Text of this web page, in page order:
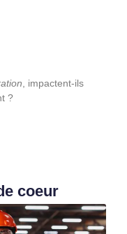
, impactent-ils
?
coeur